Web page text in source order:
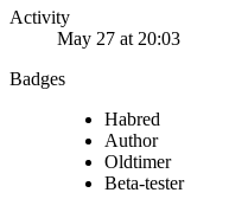
Activity
May 27 at 20:03
Badges
Habred
Author
Oldtimer
Beta-tester